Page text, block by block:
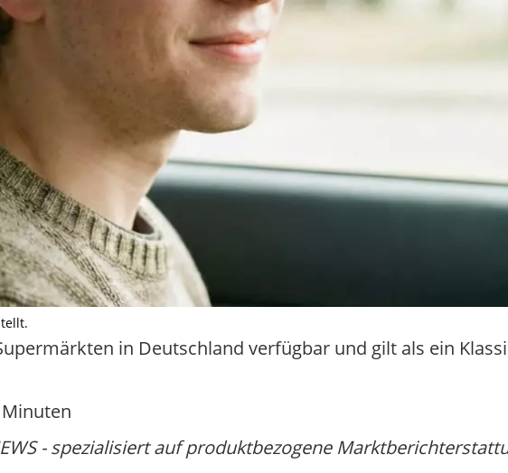
in Deutschland verfügbar und gilt als ein
Minuten
- spezialisiert auf produktbezogene